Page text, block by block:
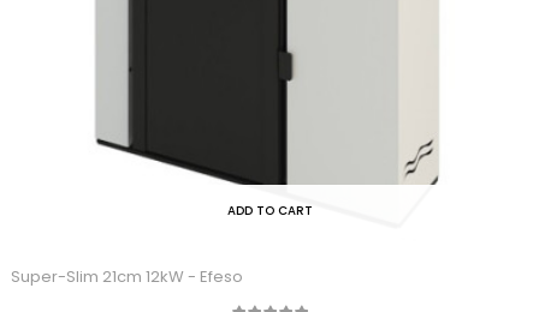
ADD TO CART
Super-Slim 21cm 12kW - Efeso